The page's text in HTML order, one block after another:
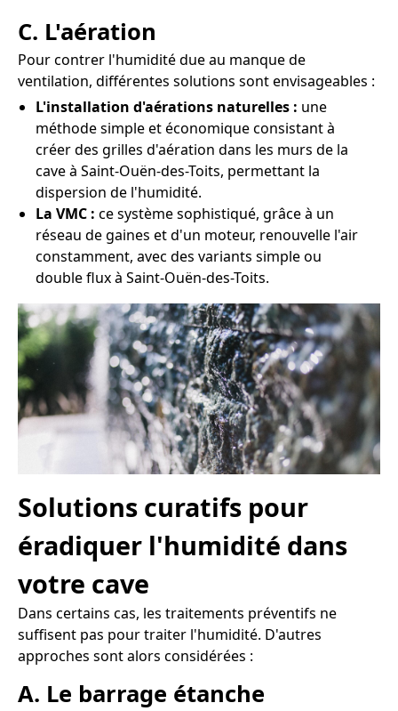
C. L'aération
Pour contrer l'humidité due au manque de
ventilation, différentes solutions sont envisageables :
L'installation d'aérations naturelles : une
méthode simple et économique consistant à
créer des grilles d'aération dans les murs de la
cave à Saint-Ouën-des-Toits, permettant la
dispersion de l'humidité.
La VMC : ce système sophistiqué, grâce à un
réseau de gaines et d'un moteur, renouvelle l'air
constamment, avec des variants simple ou
double flux à Saint-Ouën-des-Toits.
Solutions curatifs pour
éradiquer l'humidité dans
votre cave
Dans certains cas, les traitements préventifs ne
suffisent pas pour traiter l'humidité. D'autres
approches sont alors considérées :
A. Le barrage étanche